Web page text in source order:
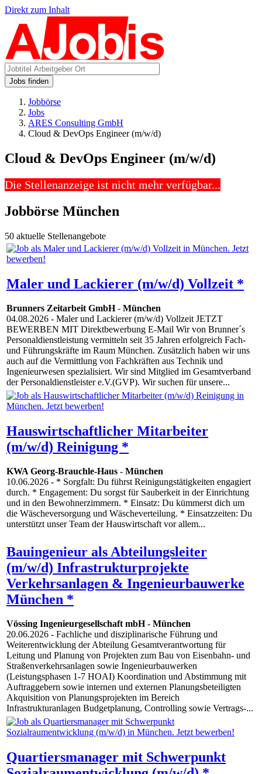
Direkt zum Inhalt
Jobs finden
Jobbörse
Jobs
ARES Consulting GmbH
Cloud & DevOps Engineer (m/w/d)
Cloud & DevOps Engineer (m/w/d)
Die Stellenanzeige ist nicht mehr verfügbar...
Jobbörse München
50 aktuelle Stellenangebote
Maler und Lackierer (m/w/d) Vollzeit *
Brunners Zeitarbeit GmbH- München
04.08.2026 - Maler und Lackierer (m/w/d) Vollzeit JETZT
BEWERBEN MIT Direktbewerbung E-Mail Wir von Brunner´s
Personaldienstleistung vermitteln seit 35 Jahren erfolgreich Fach-
und Führungskräfte im Raum München. Zusätzlich haben wir uns
auch auf die Vermittlung von Fachkräften aus Technik und
Ingenieurwesen spezialisiert. Wir sind Mitglied im Gesamtverband
der Personaldienstleister e.V.(GVP). Wir suchen für unsere...
Hauswirtschaftlicher Mitarbeiter
(m/w/d) Reinigung *
KWA Georg-Brauchle-Haus - München
10.06.2026 - * Sorgfalt: Du führst Reinigungstätigkeiten engagiert
durch. * Engagement: Du sorgst für Sauberkeit in der Einrichtung
und in den Bewohnerzimmern. * Einsatz: Du kümmerst dich um
die Wäscheversorgung und Wäscheverteilung. * Einsatzzeiten: Du
unterstützt unser Team der Hauswirtschaft vor allem...
Bauingenieur als Abteilungsleiter
(m/w/d) Infrastrukturprojekte
Verkehrsanlagen & Ingenieurbauwerke
München *
Vössing Ingenieurgesellschaft mbH- München
20.06.2026 - Fachliche und disziplinarische Führung und
Weiterentwicklung der Abteilung Gesamtverantwortung für
Leitung und Planung von Projekten zum Bau von Eisenbahn- und
Straßenverkehrsanlagen sowie Ingenieurbauwerken
(Leistungsphasen 1-7 HOAI) Koordination und Abstimmung mit
Auftraggebern sowie internen und externen Planungsbeteiligten
Akquisition von Planungsprojekten im Bereich
Infrastrukturanlagen Budgetplanung, Controlling sowie Vertrags-...
Quartiersmanager mit Schwerpunkt